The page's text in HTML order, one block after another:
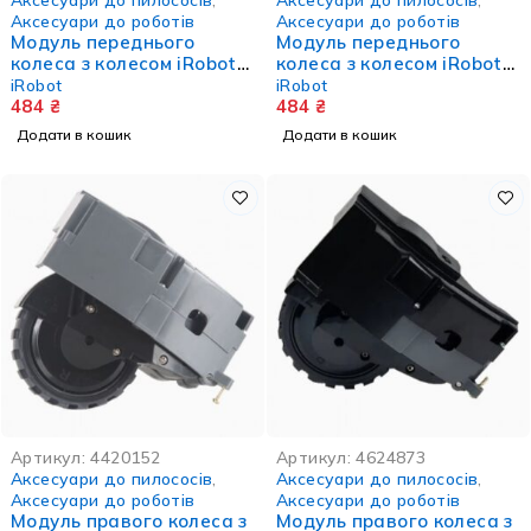
Аксесуари до роботів
Модуль переднього
колеса з колесом iRobot
Roomba
500/600/700/800/900 серії
iRobot
484 ₴
Додати в кошик
Аксесуари до роботів
Модуль переднього
колеса з колесом iRobot
Roomba i, E та J серії
iRobot
484 ₴
Додати в кошик
Артикул:4420152
Аксесуари до пилососів
Аксесуари до роботів
Модуль правого колеса з
Артикул:4624873
Аксесуари до пилососів
Аксесуари до роботів
Модуль правого колеса з